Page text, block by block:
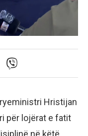
Hristijan
për lojërat e fatit
në këtë